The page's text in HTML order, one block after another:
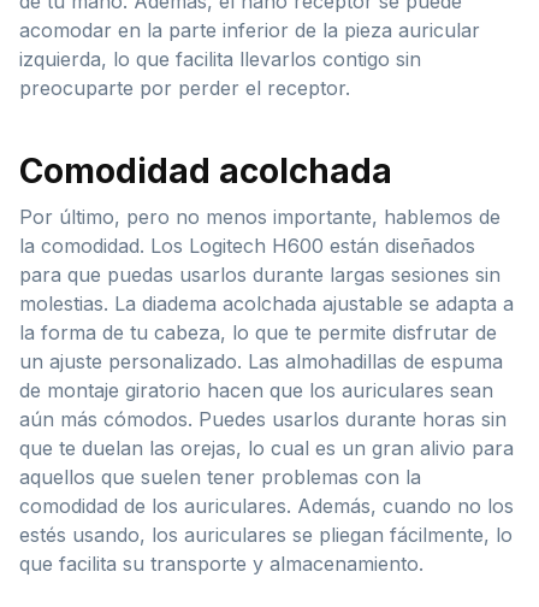
acomodar en la parte inferior de la pieza auricular
izquierda, lo que facilita llevarlos contigo sin
preocuparte por perder el receptor.
Comodidad acolchada
Por último, pero no menos importante, hablemos de
la comodidad. Los Logitech H600 están diseñados
para que puedas usarlos durante largas sesiones sin
molestias. La diadema acolchada ajustable se adapta a
la forma de tu cabeza, lo que te permite disfrutar de
un ajuste personalizado. Las almohadillas de espuma
de montaje giratorio hacen que los auriculares sean
aún más cómodos. Puedes usarlos durante horas sin
que te duelan las orejas, lo cual es un gran alivio para
aquellos que suelen tener problemas con la
comodidad de los auriculares. Además, cuando no los
estés usando, los auriculares se pliegan fácilmente, lo
que facilita su transporte y almacenamiento.